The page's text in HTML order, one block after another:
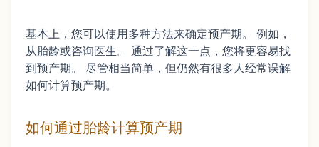
基本上，您可以使用多种方法来确定预产期。 例如，
从胎龄或咨询医生。 通过了解这一点，您将更容易找
到预产期。 尽管相当简单，但仍然有很多人经常误解
如何计算预产期。
如何通过胎龄计算预产期